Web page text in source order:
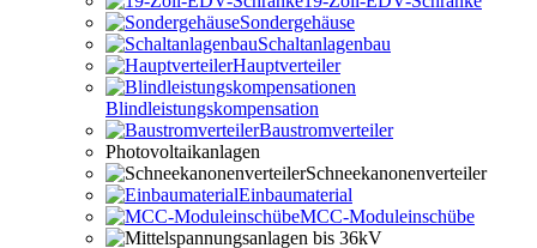
Sondergehäuse
Schaltanlagenbau
Hauptverteiler
Blindleistungskompensation
Baustromverteiler
Photovoltaikanlagen
Schneekanonenverteiler
Einbaumaterial
MCC-Moduleinschübe